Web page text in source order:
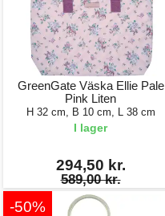
GreenGate Väska Ellie Pale
Pink Liten
H 32 cm, B 10 cm, L 38 cm
I lager
294,50 kr.
589,00 kr.
-50%